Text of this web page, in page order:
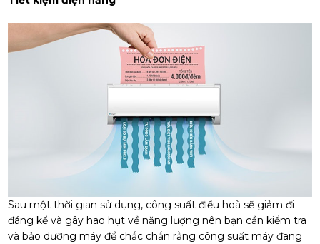
Sau một thời gian sử dụng, công suất điều hoà sẽ giảm đi
đáng kể và gây hao hụt về năng lượng nên bạn cần kiểm tra
và bảo dưỡng máy để chắc chắn rằng công suất máy đang